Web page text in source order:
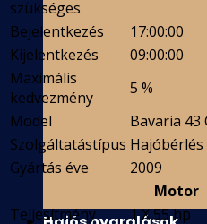
szükséges
Bejelentkezés
17:00:00
Kijelentkezés
09:00:00
Maximális
kedvezmény
5 %
Model
Bavaria 43
Szolgáltatástípus
Gyártás éve
2009
Motor
Teljesítmény
1 X 55 hp